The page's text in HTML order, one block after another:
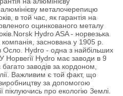
металочерепицю
в той час, як гарантія на
оцинкованого металу
Hydro ASA - норвезька
заснована у 1905 р.
Осло. Hydro - одна з найбільших
Норвегії Hydro має заводи в 9
заводів за кордоном,
Важливим є той факт, що
за допомогою
піклуючись про екологію Землі.